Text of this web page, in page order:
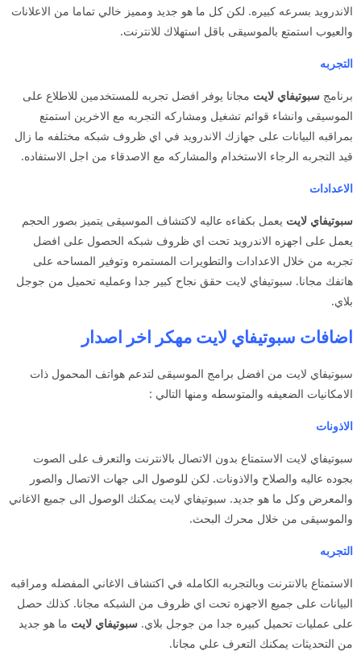
الاندرويد بسرعه كبيره. لكن كل ما هو جديد ومميز خالي تماما من الاعلانات
والعيوب استمتع بالموسيقى باقل استهلاك للانترنت.
التجربه
برنامج سبوتيفاي لايت مجانا يوفر افضل تجربه للمستخدمين للاطلاع على
الموسيقى وانشاء قوائم تشغيل ومشاركه التجربه مع الاخرين استمتع
بمراقبه البيانات على جهازك الاندرويد في اي ظروف شبكه مختلفه ما زال
قيد التجربه الرجاء الاستخدام والمشاركه مع الاصدقاء من اجل الاستفاده.
الاعدادات
سبوتيفاي لايت يعمل بكفاءه عاليه لاكتشاف الموسيقى يتميز بصور الحجم
يعمل على اجهزه الاندرويد تحت اي ظروف شبكه الحصول على افضل
تجربه من خلال الاعدادات والتطويرات المستمره وتوفير المساحه على
هاتفك مجانا. سبوتيفاي لايت حقق نجاح كبير جدا وعمليه تحميل من جوجل
بلاي.
اضافات سبوتيفاي لايت مهكر اخر اصدار
سبوتيفاي لايت من افضل برامج الموسيقى لتدعم هواتف المحمول ذات
الامكانيات الضعيفه والمتوسطه ومنها التالي :
الاذونات
سبوتيفاي لايت الاستمتاع بدون الاتصال بالانترنت والتعرف على الصوت
بجوده عاليه والصلاح والاذونات. لكن للوصول الى جهات الاتصال والصور
والمعرض وكل ما هو جديد. سبوتيفاي لايت يمكنك الوصول الى جميع الاغاني
والموسيقى من خلال محرك البحث.
التجربه
الاستمتاع بالانترنت وبالتجربه الكامله في اكتشاف الاغاني المفضله ومراقبه
البيانات على جميع الاجهزه تحت اي ظروف من الشبكه مجانا. كذلك حصل
على عمليات تحميل كبيره جدا من جوجل بلاي. سبوتيفاي لايت ما هو جديد
من التحديثات يمكنك التعرف علي مجانا.